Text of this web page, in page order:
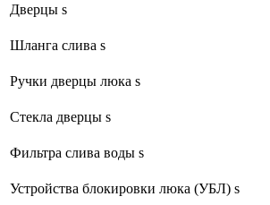
Дверцы s
Шланга слива s
Ручки дверцы люка s
Стекла дверцы s
Фильтра слива воды s
Устройства блокировки люка (УБЛ) s